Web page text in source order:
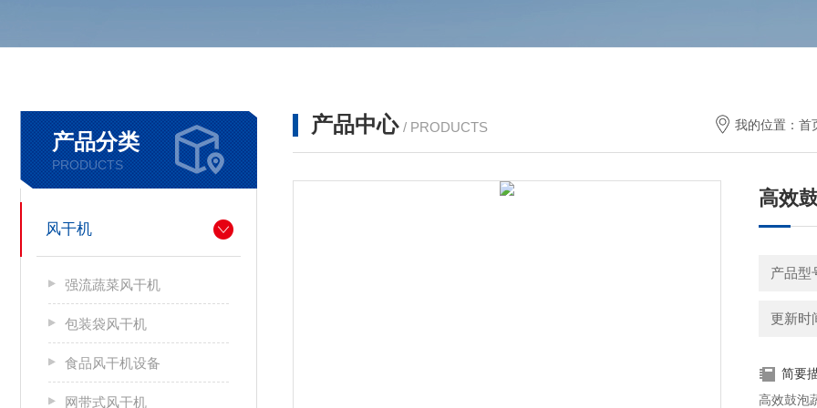
产品分类
PRODUCTS
风干机
强流蔬菜风干机
包装袋风干机
食品风干机设备
网带式风干机
产品中心 / PRODUCTS 我的位置： 首
高效
产品型
更新时
简要
高效鼓泡